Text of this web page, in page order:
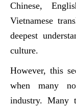
Chinese,
Vietnamese
deepest
culture.
However, this
when many
industry. Many